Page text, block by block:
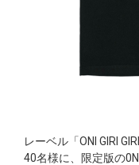
レーベル「ONI GIRI
40名様に、限定版の